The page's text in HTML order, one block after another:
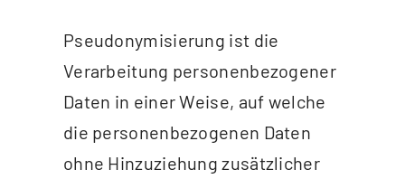
Pseudonymisierung ist die
Verarbeitung personenbezogener
Daten in einer Weise, auf welche
die personenbezogenen Daten
ohne Hinzuziehung zusätzlicher